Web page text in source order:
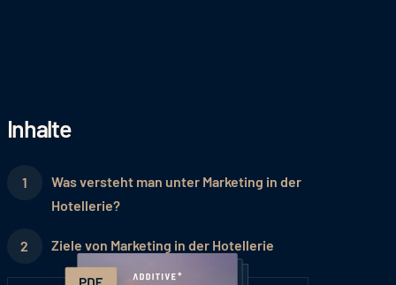
Inhalte
Was versteht man unter Marketing in der
Hotellerie?
Ziele von Marketing in der Hotellerie